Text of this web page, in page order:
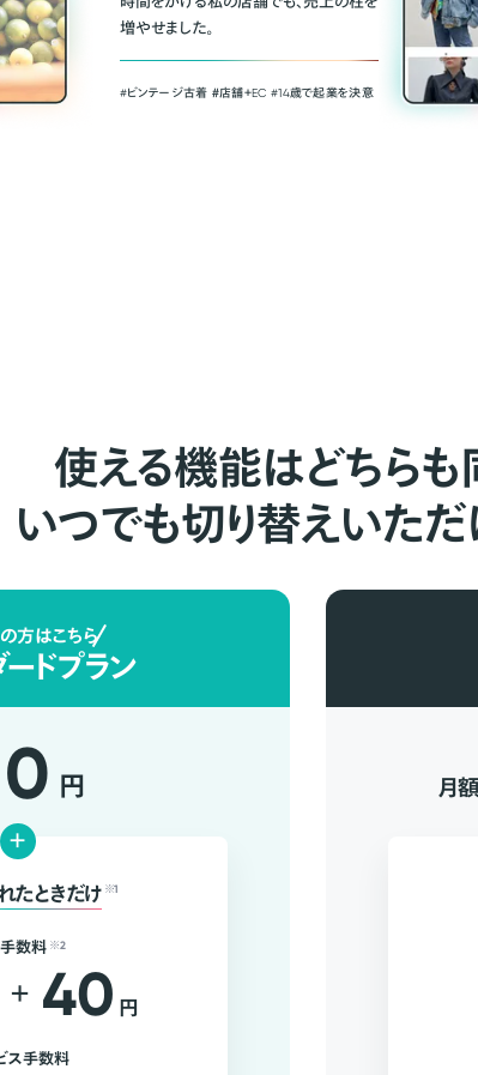
増やせました。
#ビンテージ古着 ＃店舗＋EC #14歳で起業を決意
使える機能はどちらも
いつでも切り替えいただ
方はこちら
ドプラン
0 円
+
たときだけ ※1
数料 ※2
+ 40 円
ス手数料
月額